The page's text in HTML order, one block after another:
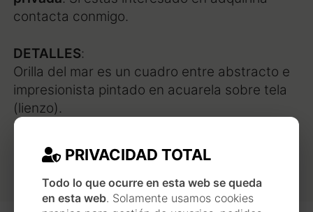
contacta conmigo.
DETALLES:
Orilla del mar es un cuadro entre abstracto e
impresionista pintado en acuarela sobre tela
(lienzo).
PRIVACIDAD TOTAL
Todo lo que ocurre en esta web se queda
en esta web. Solamente usamos cookies